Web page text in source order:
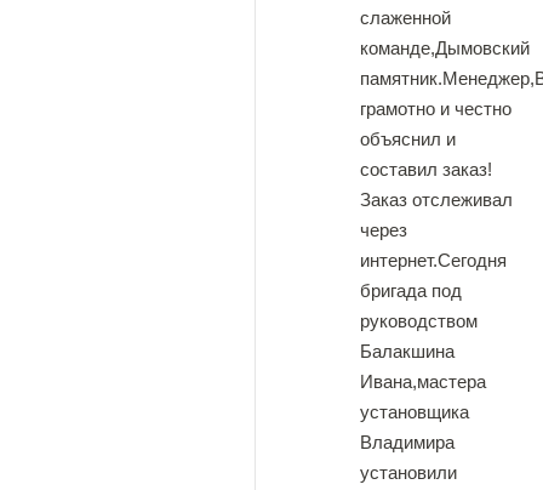
слаженной
команде,Дымовский
грамотно и честно
объяснил и
составил заказ!
Заказ отслеживал
через
интернет.Сегодня
бригада под
руководством
Балакшина
Ивана,мастера
установщика
Владимира
установили